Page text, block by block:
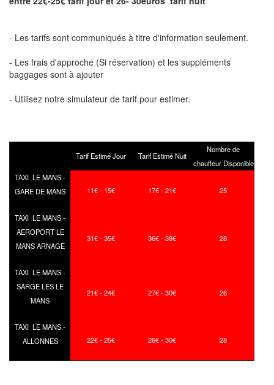
- Les tarifs sont communiqués à titre d'information seulement.
- Les frais d'approche (Si réservation) et les suppléments
baggages sont à ajouter
- Utilisez notre simulateur de tarif pour estimer.
Tarif Estimé Jour Tarif Estimé Nuit
Nombre de
chauffeur Disponible
TAXI LE MANS -
GARE DE MANS
11€ - 15€ 17€ - 21€ 25
TAXI LE MANS -
AEROPORT LE
MANS ARNAGE
31€ - 35€ 36€ - 38€ 28
TAXI LE MANS -
SARGE LES LE
MANS
21€ - 24€ 27€ - 30€ 26
TAXI LE MANS -
ALLONNES
22€ - 25€ 26€ - 30€ 28